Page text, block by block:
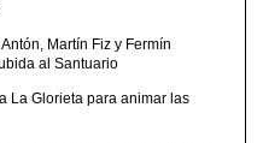
Martín Fiz y Fermín
al Santuario
La Glorieta para animar las